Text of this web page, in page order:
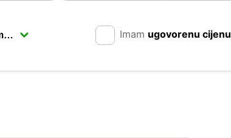
Imam ugovorenu cijenu